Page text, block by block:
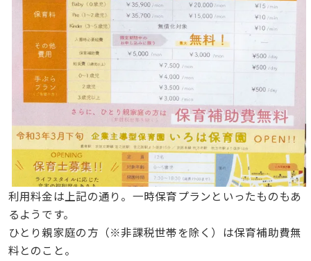
利用料金は上記の通り。一時保育プランといったものもあ
るようです。
ひとり親家庭の方（※非課税世帯を除く）は保育補助費無
料とのこと。